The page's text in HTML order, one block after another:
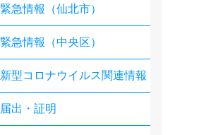
緊急情報（仙北市）
緊急情報（中央区）
新型コロナウイルス関連情報
届出・証明